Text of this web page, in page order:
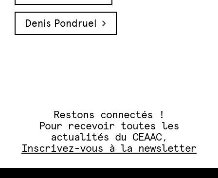
Denis Pondruel
Restons connectés !
Pour recevoir toutes les
actualités du CEAAC,
Inscrivez-vous à la newsletter